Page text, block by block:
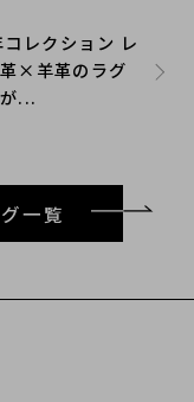
コレクション レ
×羊革のラグ
...
一覧